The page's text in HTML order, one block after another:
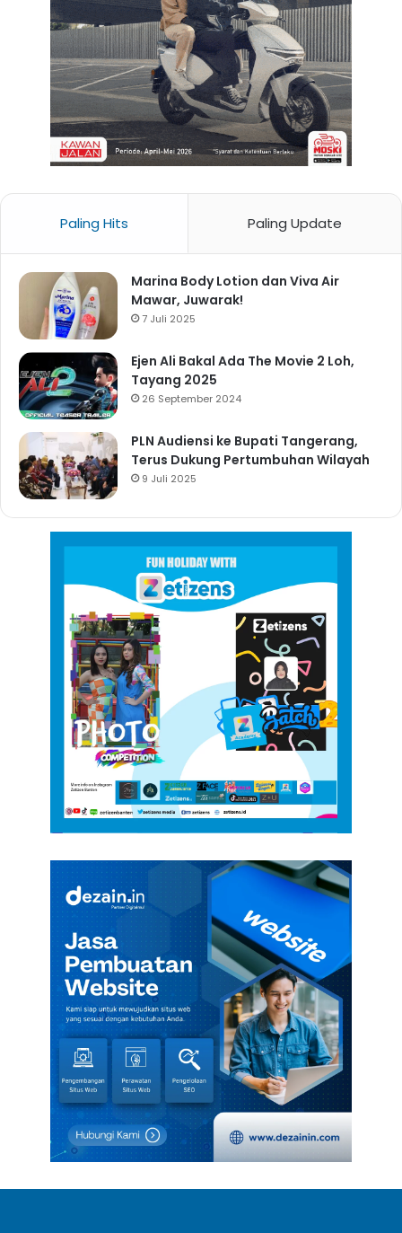
Paling Hits Paling Update
Marina Body Lotion dan Viva Air
Mawar, Juwarak!
7 Juli 2025
Ejen Ali Bakal Ada The Movie 2 Loh,
Tayang 2025
26 September 2024
PLN Audiensi ke Bupati Tangerang,
Terus Dukung Pertumbuhan Wilayah
9 Juli 2025